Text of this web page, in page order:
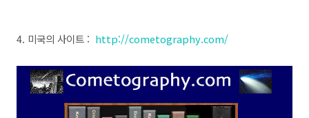
4. 미국의 사이트 : http://cometography.com/